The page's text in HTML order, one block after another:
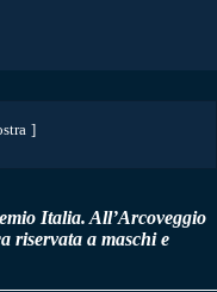
Italia. All’Arcoveggio
riservata a maschi e